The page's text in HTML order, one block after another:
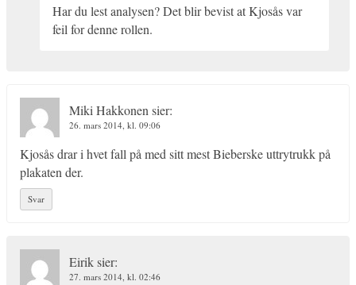
Har du lest analysen? Det blir bevist at Kjosås var
feil for denne rollen.
Miki Hakkonen sier:
26. mars 2014, kl. 09:06
Kjosås drar i hvet fall på med sitt mest Bieberske uttrytrukk på
plakaten der.
Svar
Eiriksier:
27. mars 2014, kl. 02:46